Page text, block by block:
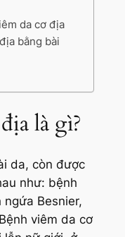
da cơ địa
bằng bài
là gì?
da, còn được
như: bệnh
Besnier,
viêm da cơ